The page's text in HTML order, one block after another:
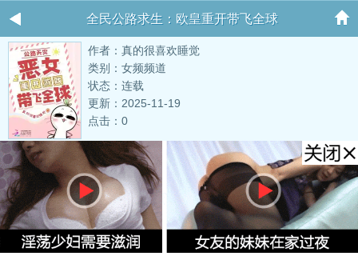
全民公路求生：欧皇重开带飞全球
作者：真的很喜欢睡觉
类别：女频频道
状态：连载
更新：2025-11-19
点击：0